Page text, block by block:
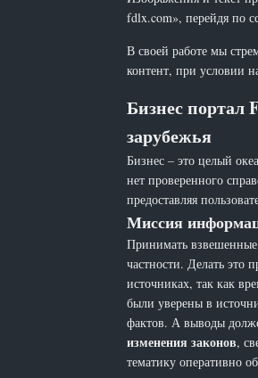
fdlx.com», перейдя по
В своей работе мы
контент, при условии
Бизнес портал
зарубежья
Бизнес – это целый
нет проверенного
предоставляя
Миссия
Принимать
частности. Делать это
источниках, так как
были уверены в
фактов. А выводы
изменения законов,
тематику оперативно